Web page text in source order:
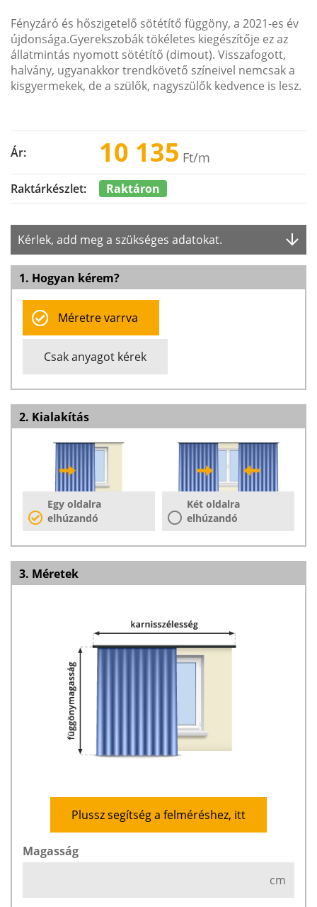
Fényzáró és hőszigetelő sötétítő függöny, a 2021-es év
újdonsága.Gyerekszobák tökéletes kiegészítője ez az
állatmintás nyomott sötétítő (dimout). Visszafogott,
halvány, ugyanakkor trendkövető színeivel nemcsak a
kisgyermekek, de a szülők, nagyszülők kedvence is lesz.
Ár: 10 135 Ft/m
Raktárkészlet: Raktáron
Kérlek, add meg a szükséges adatokat.
1. Hogyan kérem?
Méretre varrva
Csak anyagot kérek
2. Kialakítás
Egy oldalra
elhúzandó
Két oldalra
elhúzandó
3. Méretek
Plussz segítség a felméréshez, itt
Magasság
cm